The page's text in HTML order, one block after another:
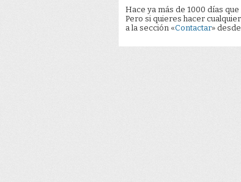
Hace ya más de 1000 días
Pero si quieres hacer
a la sección «Contactar»